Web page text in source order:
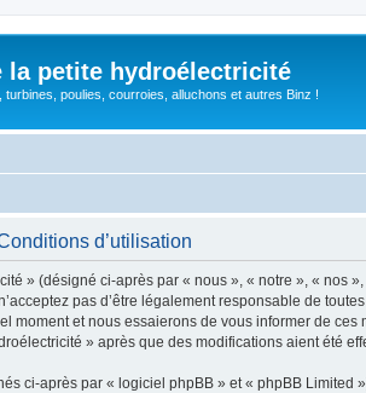
la petite hydroélectricité
turbines, poulies, courroies, alluchons et autres Binz !
d’utilisation
» (désigné ci-après par « nous », « notre », « nos
pas d’être légalement responsable de
moment et nous essaierons de vous informer de
» après que des modifications aient été
ci-après par « logiciel phpBB » et « phpBB